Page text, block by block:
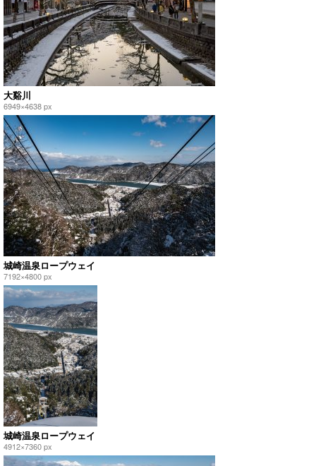
大谿川
6949×4638 px
城崎温泉ロープウェイ
7192×4800 px
城崎温泉ロープウェイ
4912×7360 px